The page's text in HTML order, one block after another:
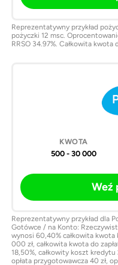
Reprezentatywny przykład
pożyczki 12 msc.
RRSO 34.97%. Całkowita kwota
500 - 30 000
Weź
Reprezentatywny przykład dla
Gotówce / na Konto:
wynosi 60,40% całkowita
000 zł, całkowita kwota do
18,50%, całkowity koszt kredytu
opłata przygotowawcza 40 zł,